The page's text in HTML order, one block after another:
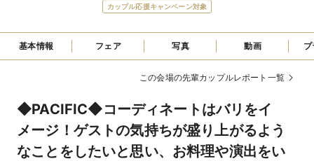
カップル応援キャンペーン対象
基本情報 フェア 写真 動画
この会場の先輩カップルレポート一覧
◆PACIFIC◆コーディネートはバリをイ
メージ！ゲストの気持ちが盛り上がるよう
なことをしたいと思い、お料理や演出をい